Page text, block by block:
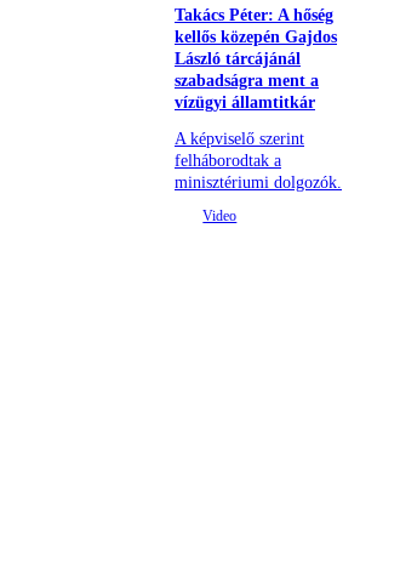
Takács Péter: A hőség
kellős közepén Gajdos
László tárcájánál
szabadságra ment a
vízügyi államtitkár
A képviselő szerint
felháborodtak a
minisztériumi dolgozók.